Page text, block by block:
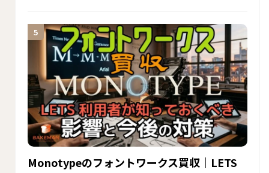
Monotypeのフォントワークス買収｜LETS